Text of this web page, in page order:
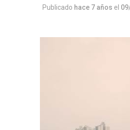
Publicado hace 7 años el